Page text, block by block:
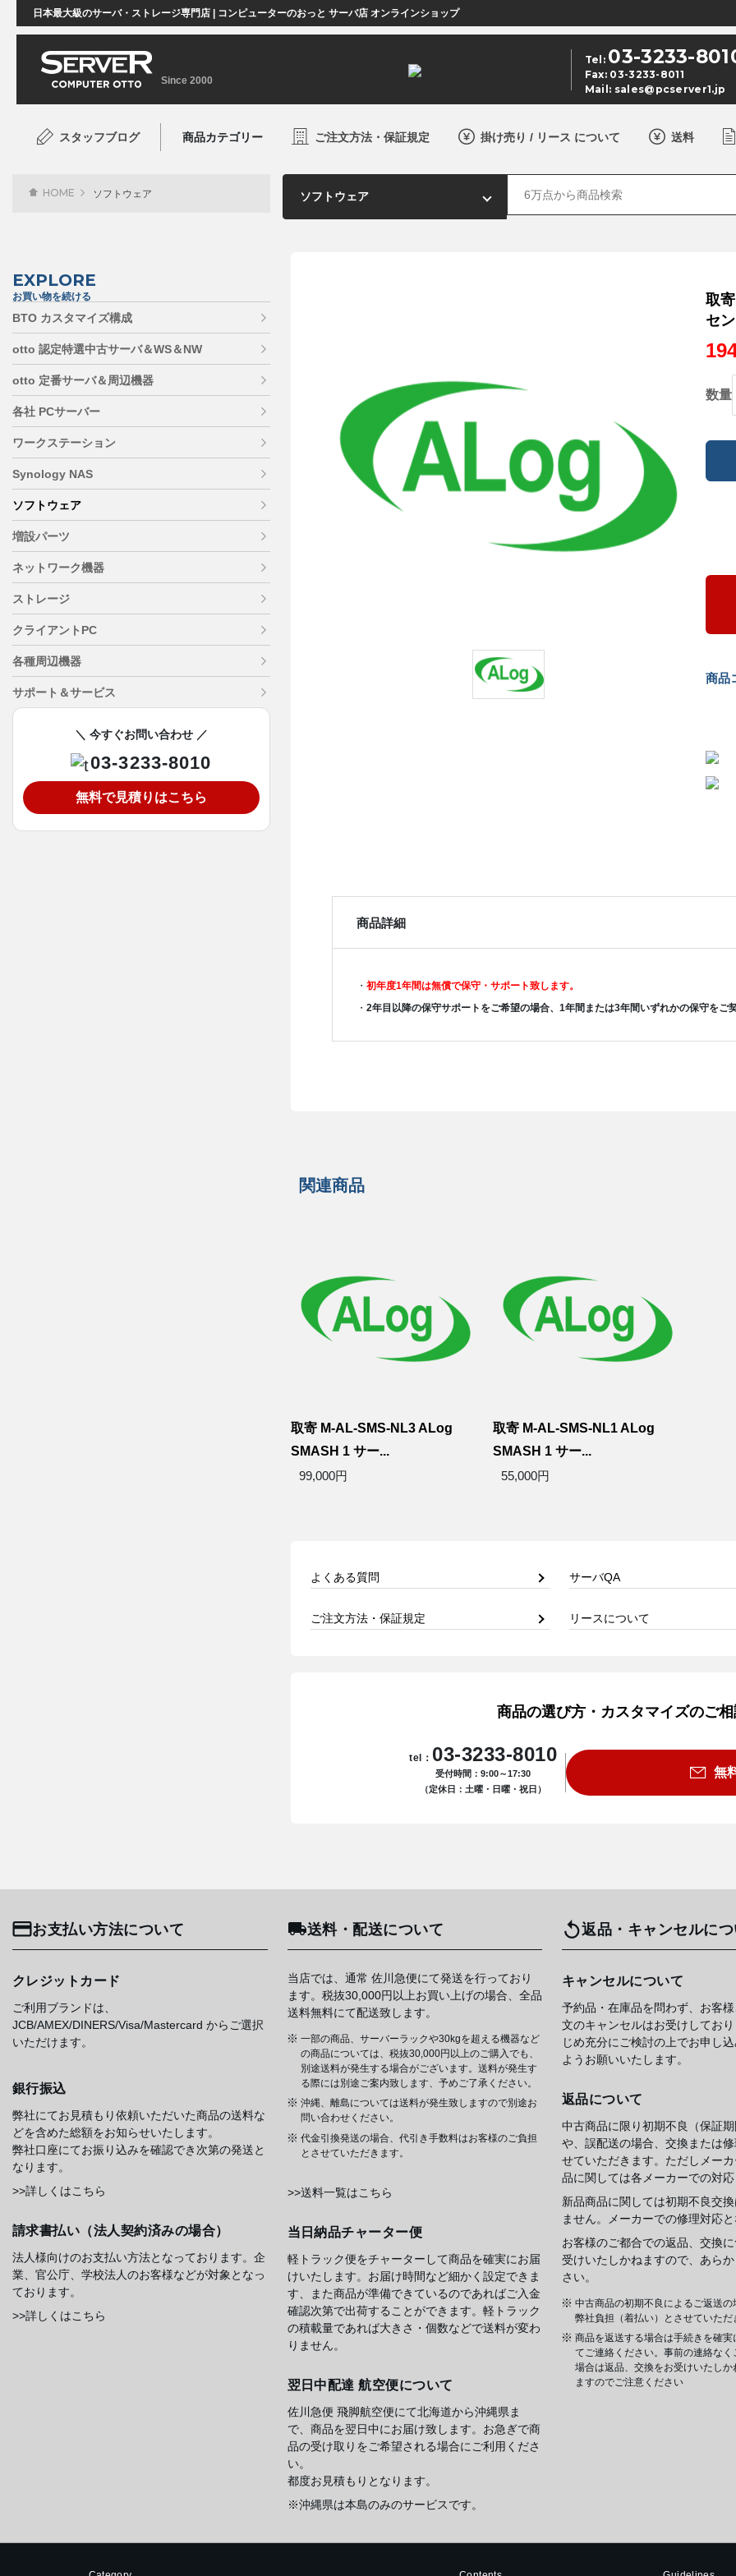
日本最大級のサーバ・ストレージ専門店 | コンピューターのおっと サーバ店 オンラインショップ
Since 2000
Tel: 03-3233-
Fax: 03-3233-8011
Mail: sales@pcserver1.jp
スタッフブログ 商品カテゴリー ご注文方法・保証規定 掛け売り / リース について 送料
取
セ
数量
商品
商品詳細
・ 初年度1年間は無償で保守・サポート致します。
・ 2年目以降の保守サポートをご希望の場合、1年間または3年間いずれかの保守をご
関連商品
取寄 M-AL-SMS-NL3 ALog
SMASH 1 サー...
99,000円
取寄 M-AL-SMS-NL1 ALog
SMASH 1 サー...
55,000円
よくある質問 サーバQA
ご注文方法・保証規定 リースについて
商品の選び方・カスタマイズのご
tel： 03-3233-8010
受付時間：9:00～17:30
（定休日：土曜・日曜・祝日）
無
HOME ソフトウェア
EXPLORE
お買い物を続ける
BTO カスタマイズ構成
otto 認定特選中古サーバ＆WS＆NW
otto 定番サーバ＆周辺機器
各社 PCサーバー
ワークステーション
Synology NAS
ソフトウェア
増設パーツ
ネットワーク機器
ストレージ
クライアントPC
各種周辺機器
サポート＆サービス
＼ 今すぐお問い合わせ ／
03-3233-8010
無料で見積りはこちら
お支払い方法について
クレジットカード
ご利用ブランドは、
JCB/AMEX/DINERS/Visa/Mastercard からご選択
いただけます。
銀行振込
弊社にてお見積もり依頼いただいた商品の送料な
どを含めた総額をお知らせいたします。
弊社口座にてお振り込みを確認でき次第の発送と
なります。
>>詳しくはこちら
請求書払い（法人契約済みの場合）
法人様向けのお支払い方法となっております。企
業、官公庁、学校法人のお客様などが対象となっ
ております。
>>詳しくはこちら
送料・配送について
当店では、通常 佐川急便にて発送を行っており
ます。税抜30,000円以上お買い上げの場合、全品
送料無料にて配送致します。
一部の商品、サーバーラックや30kgを超える機器など
の商品については、税抜30,000円以上のご購入でも、
別途送料が発生する場合がございます。送料が発生す
る際には別途ご案内致します、予めご了承ください。
沖縄、離島については送料が発生致しますので別途お
問い合わせください。
代金引換発送の場合、代引き手数料はお客様のご負担
とさせていただきます。
>>送料一覧はこちら
当日納品チャーター便
軽トラック便をチャーターして商品を確実にお届
けいたします。お届け時間など細かく設定できま
す、また商品が準備できているのであればご入金
確認次第で出荷することができます。軽トラック
の積載量であれば大きさ・個数などで送料が変わ
りません。
翌日中配達 航空便について
佐川急便 飛脚航空便にて北海道から沖縄県ま
で、商品を翌日中にお届け致します。お急ぎで商
品の受け取りをご希望される場合にご利用くださ
い。
都度お見積もりとなります。
※沖縄県は本島のみのサービスです。
返品・キャンセルに
キャンセルについて
予約品・在庫品を問わず、お客
文のキャンセルはお受けしてお
じめ充分にご検討の上でお申し
ようお願いいたします。
返品について
中古商品に限り初期不良（保証期
や、誤配送の場合、交換または
せていただきます。ただしメー
品に関しては各メーカーでの対応
新品商品に関しては初期不良交
ません。メーカーでの修理対応と
お客様のご都合での返品、交換
受けいたしかねますので、あら
さい。
中古商品の初期不良によるご返送の
弊社負担（着払い）とさせていただ
商品を返送する場合は手続きを確実
てご連絡ください。事前の連絡なく
場合は返品、交換をお受けいたし
ますのでご注意ください